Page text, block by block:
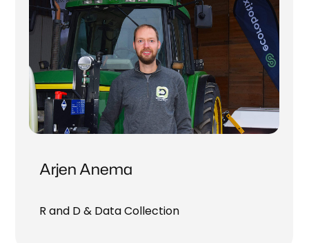
Arjen Anema
R and D & Data Collection